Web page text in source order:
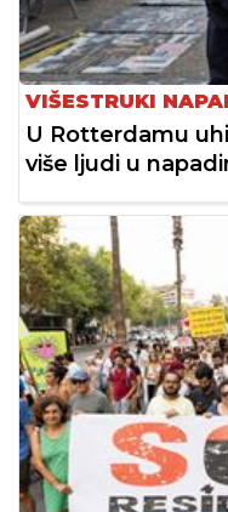
VIŠESTRUKI
U Rotterdamu
više ljudi u